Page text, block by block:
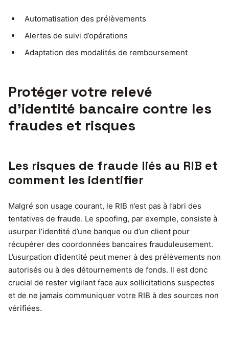
Automatisation des prélèvements
Alertes de suivi d’opérations
Adaptation des modalités de remboursement
Protéger votre relevé
d’identité bancaire contre les
fraudes et risques
Les risques de fraude liés au RIB et
comment les identifier
Malgré son usage courant, le RIB n’est pas à l’abri des
tentatives de fraude. Le spoofing, par exemple, consiste à
usurper l’identité d’une banque ou d’un client pour
récupérer des coordonnées bancaires frauduleusement.
L’usurpation d’identité peut mener à des prélèvements non
autorisés ou à des détournements de fonds. Il est donc
crucial de rester vigilant face aux sollicitations suspectes
et de ne jamais communiquer votre RIB à des sources non
vérifiées.